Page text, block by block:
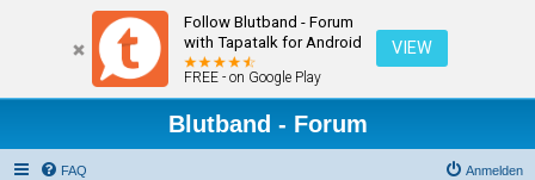
Follow Blutband - Forum
with Tapatalk for Android
FREE - on Google Play
VIEW
Blutband - Forum
FAQ Anmelden